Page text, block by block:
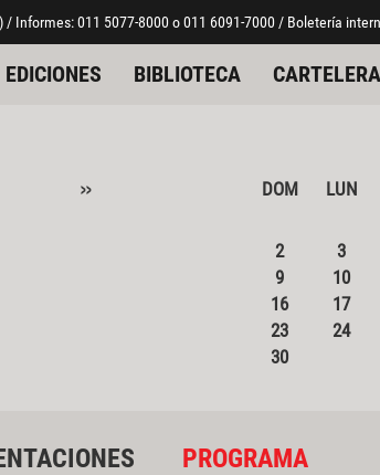
/ Informes: 011 5077-8000 o 011 6091-7000 / Boletería
EDICIONES BIBLIOTECA CARTELERA
» DOM LUN
2
3
9
10
16
17
23
24
30
PROGRAMA